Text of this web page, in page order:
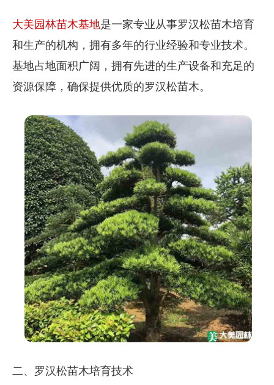
大美园林苗木基地是一家专业从事罗汉松苗木培育
和生产的机构，拥有多年的行业经验和专业技术。
基地占地面积广阔，拥有先进的生产设备和充足的
资源保障，确保提供优质的罗汉松苗木。
二、罗汉松苗木培育技术